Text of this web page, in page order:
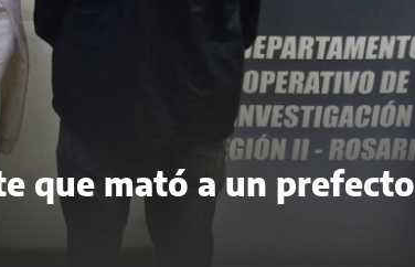
que mató a un prefecto